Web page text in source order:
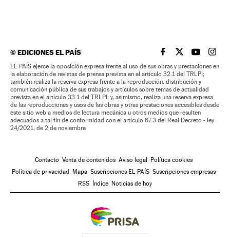
©EDICIONES EL PAÍS EL PAÍS BRASIL EN
EL PAÍSEL PAÍS
EL
EL PAÍS ejerce la oposición expresa frente al uso de sus obras y prestaciones en
la elaboración de revistas de prensa prevista en el artículo 32.1 del TRLPI;
también realiza la reserva expresa frente a la reproducción, distribución y
comunicación pública de sus trabajos y artículos sobre temas de actualidad
prevista en el artículo 33.1 del TRLPI; y, asimismo, realiza una reserva expresa
de las reproducciones y usos de las obras y otras prestaciones accesibles desde
este sitio web a medios de lectura mecánica u otros medios que resulten
adecuados a tal fin de conformidad con el artículo 67.3 del Real Decreto - ley
24/2021, de 2 de noviembre
Contacto Venta de contenidos Aviso legal
Política cookies
Política de privacidad
Mapa Suscripciones EL PAÍS Suscripciones empresas
RSS
Índice Noticias de hoy